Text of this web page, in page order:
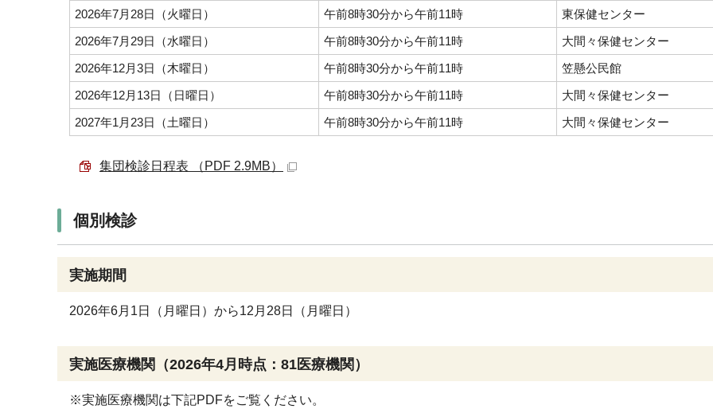
2026年7月28日（火曜日）
午前8時30分から午前11時
東保健センター
2026年7月29日（水曜日）
午前8時30分から午前11時
大間々保健センター
2026年12月3日（木曜日）
午前8時30分から午前11時
笠懸公民館
2026年12月13日（日曜日）
午前8時30分から午前11時
大間々保健センター
2027年1月23日（土曜日）
午前8時30分から午前11時 大間々保健センター
集団検診日程表 （PDF 2.9MB）
個別検診
実施期間
2026年6月1日（月曜日）から12月28日（月曜日）
実施医療機関（2026年4月時点：81医療機関）
※実施医療機関は下記PDFをご覧ください。